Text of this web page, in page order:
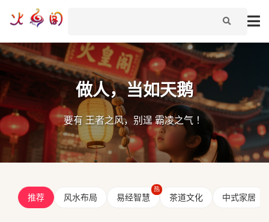
做人，当如天鹅
要有 王者之风，别逞 霸凌之气 ！
推荐 风水布局 易经智慧 茶道文化 中式家居